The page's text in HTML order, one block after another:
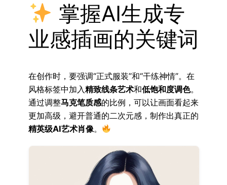
掌握AI生成专
业感插画的关键词
在创作时，要强调“正式服装”和“干练神情”。在
风格标签中加入精致线条艺术和低饱和度调色。
通过调整马克笔质感的比例，可以让画面看起来
更加高级，避开普通的二次元感，制作出真正的
精英级AI艺术肖像。